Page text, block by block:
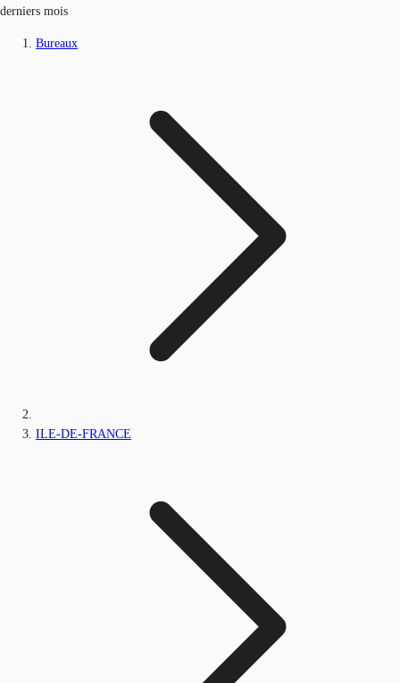
derniers mois
Bureaux
ILE-DE-FRANCE